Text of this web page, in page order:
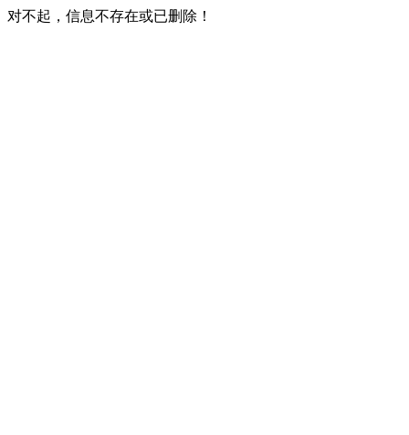
对不起，信息不存在或已删除！